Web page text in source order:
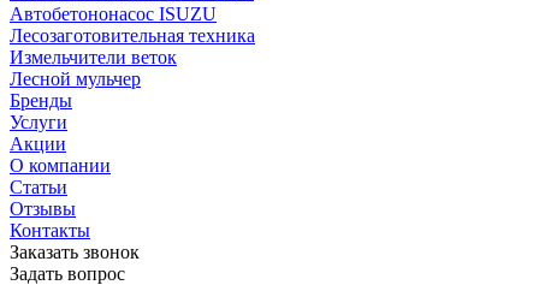
Автобетононасос ISUZU
Лесозаготовительная техника
Измельчители веток
Лесной мульчер
Бренды
Услуги
Акции
О компании
Статьи
Отзывы
Контакты
Заказать звонок
Задать вопрос